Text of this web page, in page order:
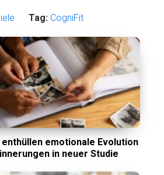
Tag: CogniFit
emotionale Evolution
in neuer Studie